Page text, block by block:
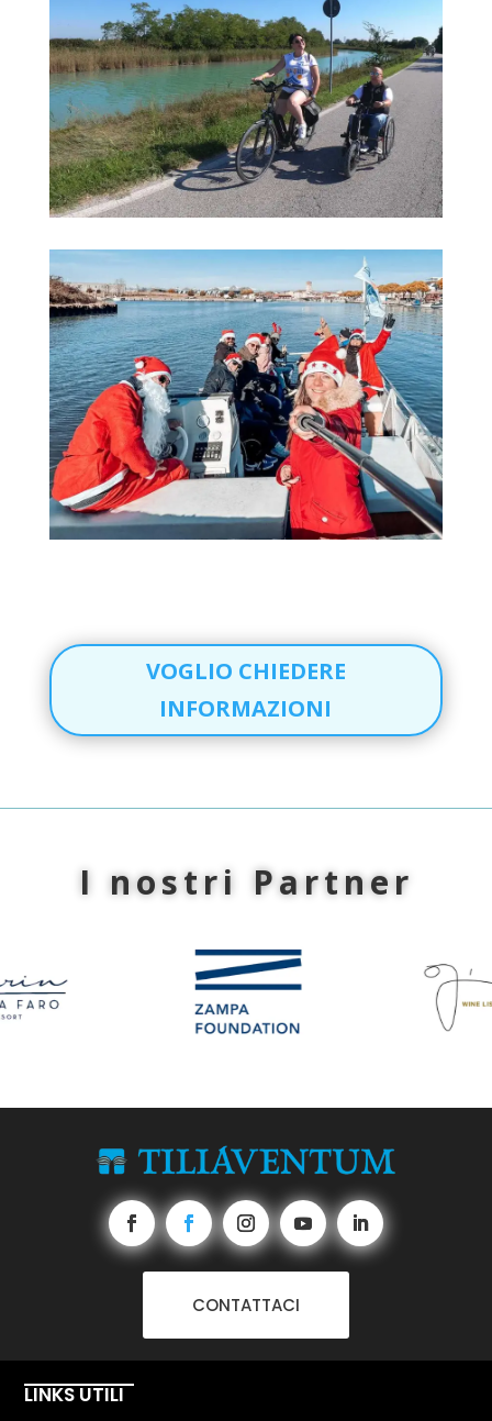
VOGLIO CHIEDERE
INFORMAZIONI
I nostri Partner
CONTATTACI
LINKS UTILI